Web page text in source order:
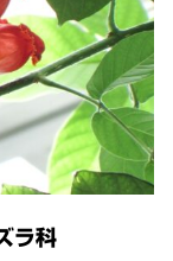
ラ科